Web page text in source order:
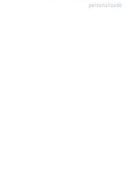
personalizado